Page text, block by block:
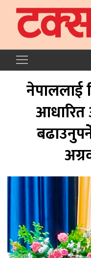
नेपाललाई
आधारित